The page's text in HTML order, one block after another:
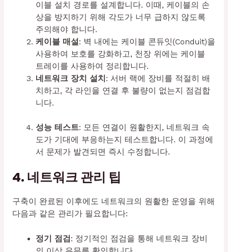
이블 설치 경로를 설계합니다. 이때, 케이블의 손
상을 방지하기 위해 각도가 너무 급하지 않도록
주의해야 합니다.
케이블 매설: 벽 내에는 케이블 콘듀잇(Conduit)을
사용하여 보호를 강화하고, 천장 위에는 케이블
트레이를 사용하여 정리합니다.
네트워크 장치 설치 : 서버 랙에 장비를 적절히 배
치하고, 각 라인을 연결 후 불량이 없는지 점검합
니다.
성능 테스트: 모든 연결이 원활한지, 네트워크 속
도가 기대에 부응하는지 테스트합니다. 이 과정에
서 문제가 발견되면 즉시 수정합니다.
4. 네트워크 관리 팁
구축이 완료된 이후에도 네트워크의 원활한 운영을 위해
다음과 같은 관리가 필요합니다:
정기 점검 : 정기적인 점검을 통해 네트워크 장비